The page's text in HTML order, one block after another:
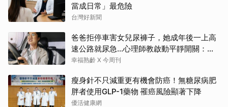
當成日常」最危險
台灣好新聞
爸爸拒停車害女兒尿褲子，她成年後一上高
速公路就尿急…心理師教啟動平靜開關：恐
慌慢慢退場
幸福熟齡 X 今周刊
瘦身針不只減重更有機會防癌！無糖尿病肥
胖者使用GLP-1藥物 罹癌風險顯著下降
優活健康網